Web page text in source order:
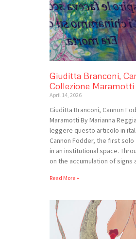
Giuditta Branconi,
Collezione Maramotti
April 14, 2026
Giuditta Branconi, Cannon
Maramotti By Marianna
leggere questo articolo in
Cannon Fodder, the first
in an institutional space.
on the accumulation of signs
Read More »